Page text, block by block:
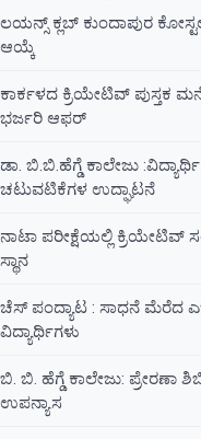
ಲಯನ್ಸ್ ಕ್ಲಬ್ ಕುಂದಾಪುರ
ಆಯ್ಕೆ
ಕಾರ್ಕಳದ ಕ್ರಿಯೇಟಿವ್ ಪುಸ್ತಕ
ಭರ್ಜರಿ ಆಫರ್
ಡಾ. ಬಿ.ಬಿ.ಹೆಗ್ಡೆ ಕಾಲೇಜು
ಚಟುವಟಿಕೆಗಳ ಉದ್ಘಾಟನೆ
ನಾಟಾ ಪರೀಕ್ಷೆಯಲ್ಲಿ ಕ್ರಿಯೇಟಿವ್
ಸ್ಥಾನ
ಚೆಸ್ ಪಂದ್ಯಾಟ : ಸಾಧನೆ
ವಿದ್ಯಾರ್ಥಿಗಳು
ಬಿ. ಬಿ. ಹೆಗ್ಡೆ ಕಾಲೇಜು: ಪ್ರೇರಣಾ
ಉಪನ್ಯಾಸ